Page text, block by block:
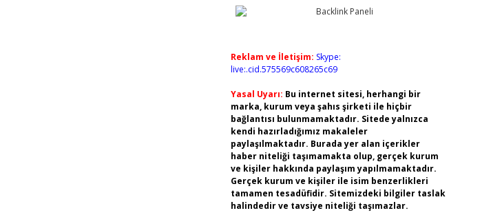
Reklam ve İletişim: Skype:
live:.cid.575569c608265c69
Yasal Uyarı: Bu internet sitesi, herhangi bir
marka, kurum veya şahıs şirketi ile hiçbir
bağlantısı bulunmamaktadır. Sitede yalnızca
kendi hazırladığımız makaleler
paylaşılmaktadır. Burada yer alan içerikler
haber niteliği taşımamakta olup, gerçek kurum
ve kişiler hakkında paylaşım yapılmamaktadır.
Gerçek kurum ve kişiler ile isim benzerlikleri
tamamen tesadüfidir. Sitemizdeki bilgiler taslak
halindedir ve tavsiye niteliği taşımazlar.